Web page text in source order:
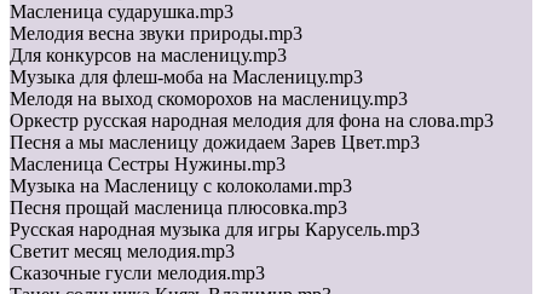
Масленица сударушка.mp3
Мелодия весна звуки природы.mp3
Для конкурсов на масленицу.mp3
Музыка для флеш-моба на Масленицу.mp3
Мелодя на выход скоморохов на масленицу.mp3
Оркестр русская народная мелодия для фона на слова.mp3
Песня а мы масленицу дожидаем Зарев Цвет.mp3
Масленица Сестры Нужины.mp3
Музыка на Масленицу с колоколами.mp3
Песня прощай масленица плюсовка.mp3
Русская народная музыка для игры Карусель.mp3
Светит месяц мелодия.mp3
Сказочные гусли мелодия.mp3